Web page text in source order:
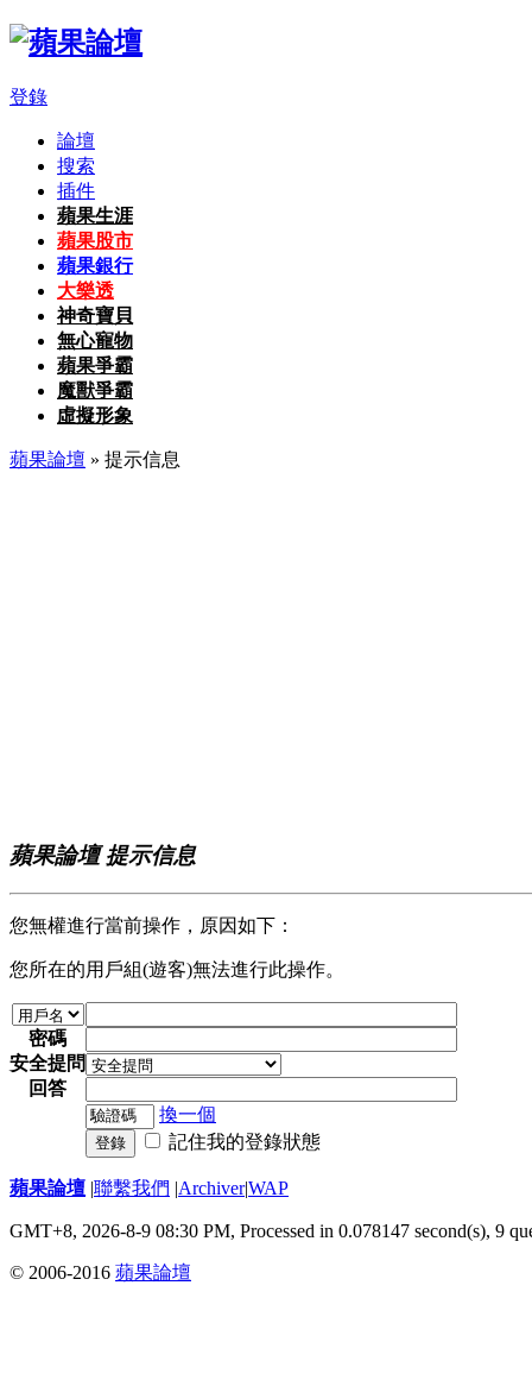
登錄
論壇
搜索
插件
蘋果生涯
蘋果股市
蘋果銀行
大樂透
神奇寶貝
無心寵物
蘋果爭霸
魔獸爭霸
虛擬形象
蘋果論壇 » 提示信息
蘋果論壇 提示信息
您無權進行當前操作，原因如下：
您所在的用戶組(遊客)無法進行此操作。
密碼
安全提問
回答
換一個
登錄 記住我的登錄狀態
蘋果論壇 |聯繫我們 |Archiver|WAP
GMT+8, 2026-8-9 08:30 PM, Processed in 0.078147 second(s), 9
© 2006-2016 蘋果論壇